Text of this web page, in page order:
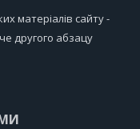
матеріалів сайту -
другого абзацу